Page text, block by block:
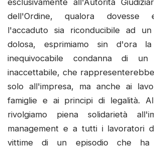
esclusivamente all'Autorità
dell'Ordine, qualora dovesse
l'accaduto sia riconducibile ad
dolosa, esprimiamo sin d'ora
inequivocabile condanna di
inaccettabile, che
solo all'impresa, ma anche ai
famiglie e ai principi di legalità.
rivolgiamo piena solidarietà
management e a tutti i lavoratori
vittime di un episodio che ha